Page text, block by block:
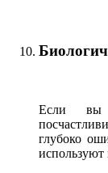
Если вы
глубоко